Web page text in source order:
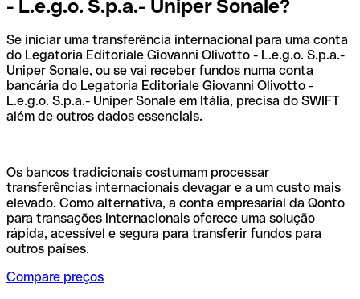
- L.e.g.o. S.p.a.- Uniper Sonale?
Se iniciar uma transferência internacional para uma conta
do Legatoria Editoriale Giovanni Olivotto - L.e.g.o. S.p.a.-
Uniper Sonale, ou se vai receber fundos numa conta
bancária do Legatoria Editoriale Giovanni Olivotto -
L.e.g.o. S.p.a.- Uniper Sonale em Itália, precisa do SWIFT
além de outros dados essenciais.
Os bancos tradicionais costumam processar
transferências internacionais devagar e a um custo mais
elevado. Como alternativa, a conta empresarial da Qonto
para transações internacionais oferece uma solução
rápida, acessível e segura para transferir fundos para
outros países.
Compare preços